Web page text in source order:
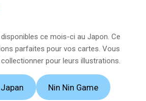
ce mois-ci au Japon. Ce
parfaites pour vos cartes. Vous
pour leurs illustrations.
Nin Nin Game